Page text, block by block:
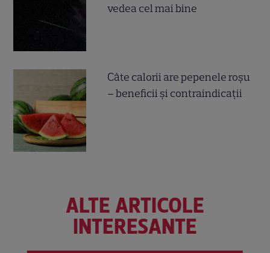
vedea cel mai bine
Câte calorii are pepenele roșu
– beneficii și contraindicații
ALTE ARTICOLE
INTERESANTE